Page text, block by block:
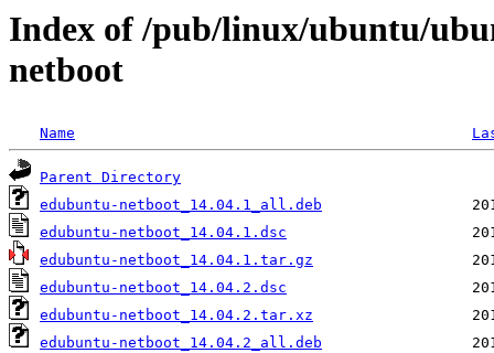
Index of /pub/linux/ubuntu/
netboot
Name
Parent Directory
edubuntu-netboot_14.04.1_all.deb
edubuntu-netboot_14.04.1.dsc
edubuntu-netboot_14.04.1.tar.gz
edubuntu-netboot_14.04.2.dsc
edubuntu-netboot_14.04.2.tar.xz
edubuntu-netboot_14.04.2_all.deb